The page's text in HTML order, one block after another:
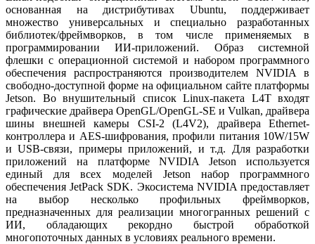
основанная на дистрибутивах Ubuntu, поддерживает
множество универсальных и специально разработанных
библиотек/фреймворков, в том числе применяемых в
программировании ИИ-приложений. Образ системной
флешки с операционной системой и набором программного
обеспечения распространяются производителем NVIDIA в
свободно-доступной форме на официальном сайте платформы
Jetson. Во внушительный список Linux-пакета L4T входят
графические драйвера OpenGL/OpenGL-SE и Vulkan, драйвера
шины внешней камеры CSI-2 (L4V2), драйвера Ethernet-
контроллера и AES-шифрования, профили питания 10W/15W
и USB-связи, примеры приложений, и т.д. Для разработки
приложений на платформе NVIDIA Jetson используется
единый для всех моделей Jetson набор программного
обеспечения JetPack SDK. Экосистема NVIDIA предоставляет
на выбор несколько профильных фреймворков,
предназначенных для реализации многогранных решений с
ИИ, обладающих рекордно быстрой обработкой
многопоточных данных в условиях реального времени.